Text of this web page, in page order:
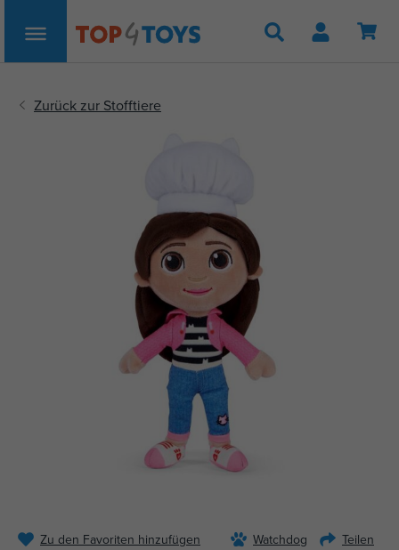
Suche
Zu den Favoriten hinzufügen Watchdog Teilen